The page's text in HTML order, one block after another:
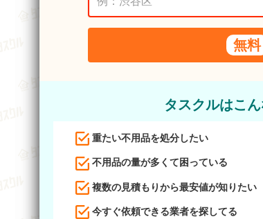
無料
タスクルはこ
重たい不用品を処分したい
不用品の量が多くて困っている
複数の見積もりから最安値が知りたい
今すぐ依頼できる業者を探してる